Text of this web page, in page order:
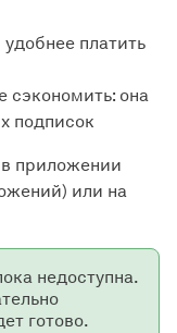
платить
сэкономить: она
подписок
приложении
или на
недоступна.
готово.